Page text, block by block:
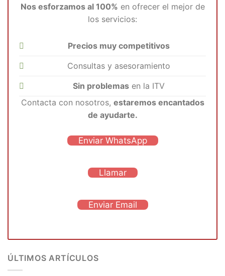
Nos esforzamos al 100% en ofrecer el mejor de
los servicios:
Precios muy competitivos
Consultas y asesoramiento
Sin problemas en la ITV
Contacta con nosotros, estaremos encantados
de ayudarte.
Enviar WhatsApp
Llamar
Enviar Email
ÚLTIMOS ARTÍCULOS